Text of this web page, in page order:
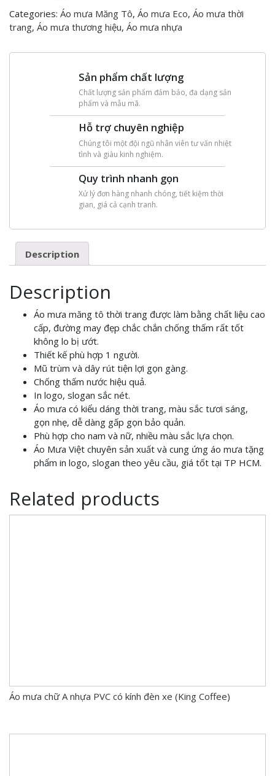
Categories: Áo mưa Măng Tô, Áo mưa Eco, Áo mưa thời
trang, Áo mưa thương hiệu, Áo mưa nhựa
Sản phẩm chất lượng
Chất lượng sản phẩm đảm bảo, đa dạng sản
phẩm và mẫu mã.
Hỗ trợ chuyên nghiệp
Chúng tôi một đội ngũ nhân viên tư vấn nhiệt
tình và giàu kinh nghiệm.
Quy trình nhanh gọn
Xử lý đơn hàng nhanh chóng, tiết kiệm thời
gian, giá cả cạnh tranh.
Description
Description
Áo mưa măng tô thời trang được làm bằng chất liệu cao
cấp, đường may đẹp chắc chắn chống thấm rất tốt
không lo bị ướt.
Thiết kế phù hợp 1 người.
Mũ trùm và dây rút tiện lợi gọn gàng.
Chống thấm nước hiệu quả.
In logo, slogan sắc nét.
Áo mưa có kiểu dáng thời trang, màu sắc tươi sáng,
gọn nhẹ, dễ dàng gấp gọn bảo quản.
Phù hợp cho nam và nữ, nhiều màu sắc lựa chọn.
Áo Mưa Việt chuyên sản xuất và cung ứng áo mưa tặng
phẩm in logo, slogan theo yêu cầu, giá tốt tại TP HCM.
Related products
Áo mưa chữ A nhựa PVC có kính đèn xe (King Coffee)